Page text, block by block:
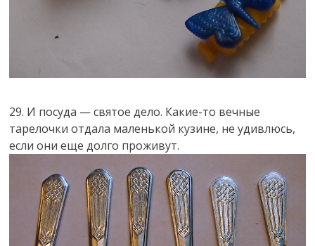
29. И посуда — святое дело. Какие-то вечные
тарелочки отдала маленькой кузине, не удивлюсь,
если они еще долго проживут.